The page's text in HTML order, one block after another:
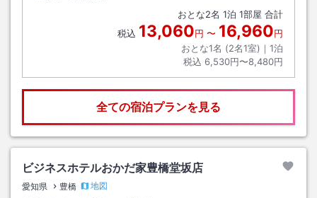
おとな2名 1泊 1部屋 合計
税込 13,060円 〜 16,960円
おとな1名 (2名1室)｜ 1泊
税込 6,530円〜8,480円
全ての宿泊プランを見る
ビジネスホテルおかだ家豊橋堂坂店
愛知県 豊橋
地図